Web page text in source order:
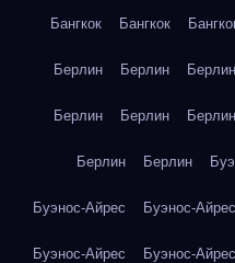
Бангкок Бангкок
Берлин Берлин Берлин
Берлин Берлин Берлин
Берлин Берлин
Буэнос-Айрес Буэнос-Айрес
Буэнос-Айрес Буэнос-Айрес